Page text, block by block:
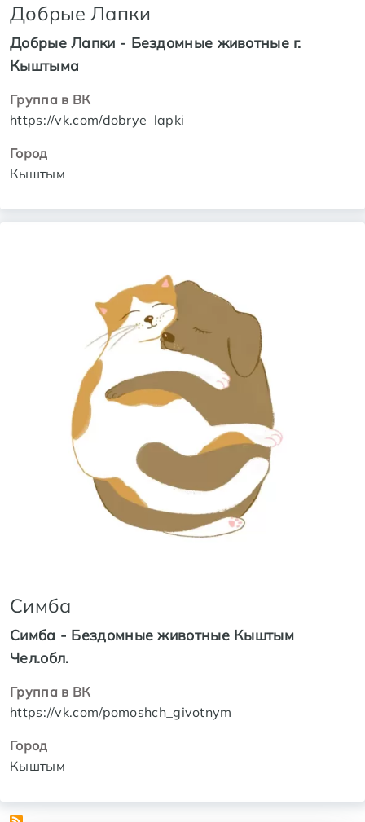
Добрые Лапки
Добрые Лапки - Бездомные животные г.
Кыштыма
Группа в ВК
https://vk.com/dobrye_lapki
Город
Кыштым
Симба
Симба - Бездомные животные Кыштым
Чел.обл.
Группа в ВК
https://vk.com/pomoshch_givotnym
Город
Кыштым